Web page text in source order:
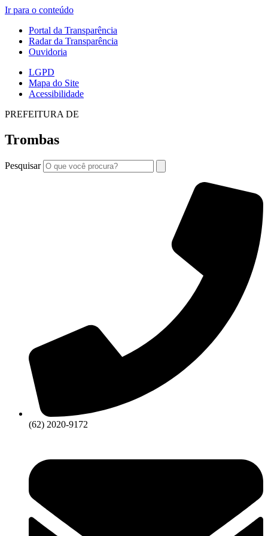
Ir para o conteúdo
Portal da Transparência
Radar da Transparência
Ouvidoria
LGPD
Mapa do Site
Acessibilidade
PREFEITURA DE
Trombas
Pesquisar
(62) 2020-9172